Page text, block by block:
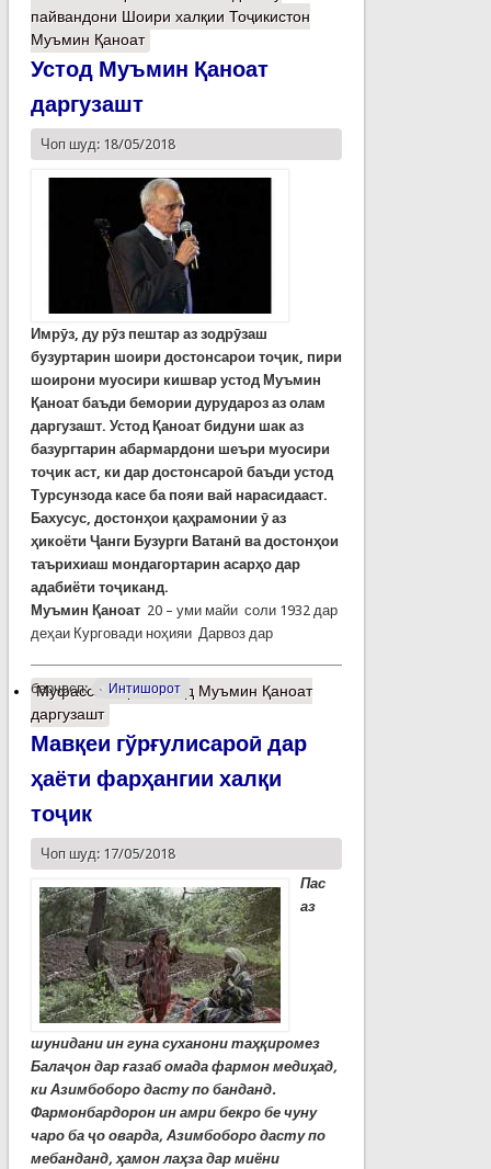
пайвандони Шоири халқии Тоҷикистон
Муъмин Қаноат
Устод Муъмин Қаноат
даргузашт
Чоп шуд: 18/05/2018
Имрӯз, ду рӯз пештар аз зодрӯзаш
бузуртарин шоири достонсарои тоҷик, пири
шоирони муосири кишвар устод Муъмин
Қаноат баъди бемории дурудароз аз олам
даргузашт. Устод Қаноат бидуни шак аз
базургтарин абармардони шеъри муосири
тоҷик аст, ки дар достонсароӣ баъди устод
Турсунзода касе ба пояи вай нарасидааст.
Бахусус, достонҳои қаҳрамонии ӯ аз
ҳикоёти Ҷанги Бузурги Ватанӣ ва достонҳои
таърихиаш мондагортарин асарҳо дар
адабиёти тоҷиканд.
Муъмин Қаноат20 – уми майи соли 1932 дар
деҳаи Курговади ноҳияи Дарвоз дар
барчасп: Интишорот
Муфассалтаро Устод Муъмин Қаноат
даргузашт
Мавқеи гўрғулисароӣ дар
ҳаёти фарҳангии халқи
тоҷик
Чоп шуд: 17/05/2018
Пас
аз
шунидани ин гуна суханони таҳқиромез
Балаҷон дар ғазаб омада фармон медиҳад,
ки Азимбоборо дасту по банданд.
Фармонбардорон ин амри бекро бе чуну
чаро ба ҷо оварда, Азимбоборо дасту по
мебанданд, ҳамон лаҳза дар миёни